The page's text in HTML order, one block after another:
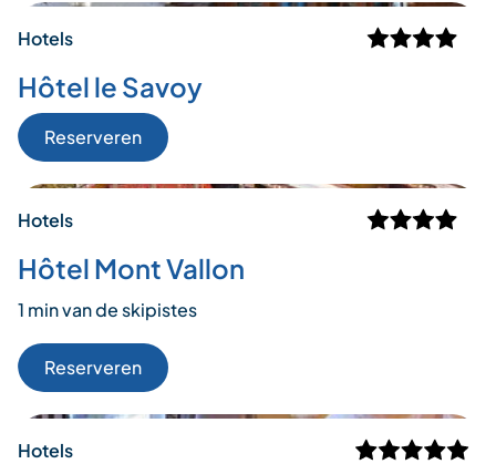
Hotels
Hôtel le Savoy
Reserveren
Hotels
Hôtel Mont Vallon
1 min van de skipistes
Reserveren
Hotels